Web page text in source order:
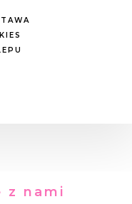
z nami